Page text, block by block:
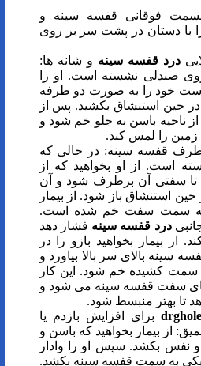
فوقانی قفسه سینه و
با دستان در پشت سر بر روی
درد قفسه سینه و شانه ها:
صندلی نشسته است. او را
خود را به صورت دو طرفه
سر. در حین استنشاق بکشید. پس از
از ناحیه باسن به جلو خم شود و
زمین را لمس کند.
قفسه سینه: در حالی که
است. از او بخواهید که از
سفتی آن برطرف شود و آن
استنشاق باز شود. از بیمار
به سمت سفت خم شده است.
درد قفسه سینه فشار دهد
از بیمار بخواهید بازو را در
سینه بالای سر بالا بیاورد و
سمت کشیده خم شود. این کار
سفت قفسه سینه می شود و
تا بهتر منبسط شود.
برای افزایش بازدم یا
از بیمار بخواهید که باسن و
و نفس بکشد. سپس او را وادار
یکی به سمت قفسه سینه بکشد.